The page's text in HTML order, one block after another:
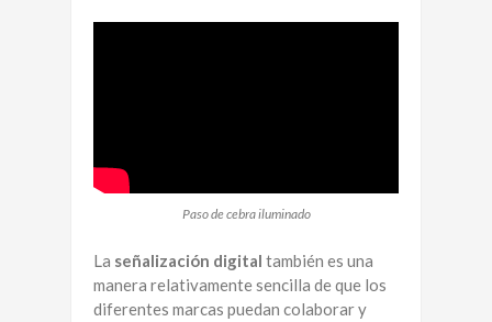
Paso de cebra iluminado
La señalización digital también es una
manera relativamente sencilla de que los
diferentes marcas puedan colaborar y